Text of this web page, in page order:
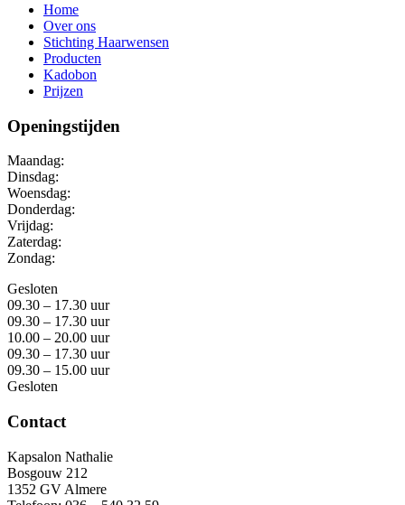
Home
Over ons
Stichting Haarwensen
Producten
Kadobon
Prijzen
Openingstijden
Maandag:
Dinsdag:
Woensdag:
Donderdag:
Vrijdag:
Zaterdag:
Zondag:
Gesloten
09.30 – 17.30 uur
09.30 – 17.30 uur
10.00 – 20.00 uur
09.30 – 17.30 uur
09.30 – 15.00 uur
Gesloten
Contact
Kapsalon Nathalie
Bosgouw 212
1352 GV Almere